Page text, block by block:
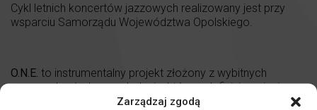
Zarządzaj zgodą
Cykl letnich koncertów jazzowych realizowany jest przy
wsparciu Samorządu Województwa Opolskiego.
O.N.E. to instrumentalny projekt złożony z wybitnych
muzyczek młodego pokolenia, które redefiniują pojęcie
nowoczesnego jazzu. W ich twórczości słychać zarówno